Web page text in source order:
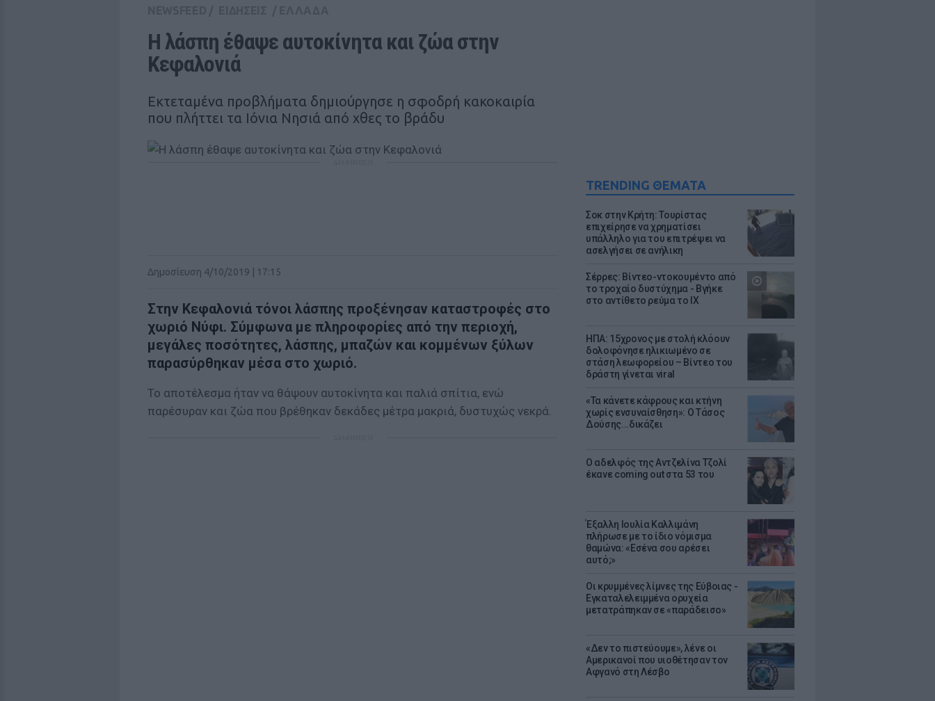
TRENDING ΘΕΜΑΤΑ
Σοκ στην Κρήτη: Τουρίστας
επιχείρησε να χρηματίσει
υπάλληλο για του επιτρέψει να
ασελγήσει σε ανήλικη
Σέρρες: Βίντεο-ντοκουμέντο από
το τροχαίο δυστύχημα - Βγήκε
στο αντίθετο ρεύμα το ΙΧ
ΗΠΑ: 15χρονος με στολή κλόουν
δολοφόνησε ηλικιωμένο σε
στάση λεωφορείου – Βίντεο του
δράστη γίνεται viral
«Τα κάνετε κάφρους και κτήνη
χωρίς ενσυναίσθηση»: Ο Τάσος
Δούσης...δικάζει
Ο αδελφός της Αντζελίνα Τζολί
έκανε coming out στα 53 του
Έξαλλη Ιουλία Καλλιμάνη
πλήρωσε με το ίδιο νόμισμα
θαμώνα: «Εσένα σου αρέσει
αυτό;»
Οι κρυμμένες λίμνες της Εύβοιας -
Εγκαταλελειμμένα ορυχεία
μετατράπηκαν σε «παράδεισο»
«Δεν το πιστεύουμε», λένε οι
Αμερικανοί που υιοθέτησαν τον
Αφγανό στη Λέσβο
Η λάσπη έθαψε αυτοκίνητα και ζώα στην
Κεφαλονιά
Εκτεταμένα προβλήματα δημιούργησε η σφοδρή κακοκαιρία
που πλήττει τα Ιόνια Νησιά από χθες το βράδυ
Δημοσίευση 4/10/2019 | 17:15
Στην Κεφαλονιά τόνοι λάσπης προξένησαν καταστροφές στο
χωριό Νύφι. Σύμφωνα με πληροφορίες από την περιοχή,
μεγάλες ποσότητες, λάσπης, μπαζών και κομμένων ξύλων
παρασύρθηκαν μέσα στο χωριό.
To αποτέλεσμα ήταν να θάψουν αυτοκίνητα και παλιά σπίτια, ενώ
παρέσυραν και ζώα που βρέθηκαν δεκάδες μέτρα μακριά, δυστυχώς νεκρά.